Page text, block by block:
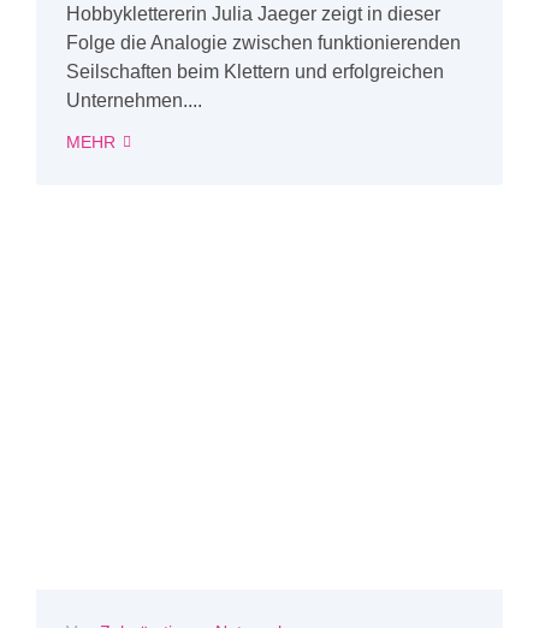
Hobbyklettererin Julia Jaeger zeigt in dieser
Folge die Analogie zwischen funktionierenden
Seilschaften beim Klettern und erfolgreichen
Unternehmen....
MEHR